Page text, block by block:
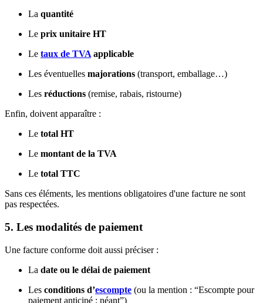
La quantité
Le prix unitaire HT
Le taux de TVA applicable
Les éventuelles majorations (transport, emballage…)
Les réductions (remise, rabais, ristourne)
Enfin, doivent apparaître :
Le total HT
Le montant de la TVA
Le total TTC
Sans ces éléments, les mentions obligatoires d'une facture ne sont
pas respectées.
5. Les modalités de paiement
Une facture conforme doit aussi préciser :
La date ou le délai de paiement
Les conditions d’escompte (ou la mention : “Escompte pour
paiement anticipé : néant”)